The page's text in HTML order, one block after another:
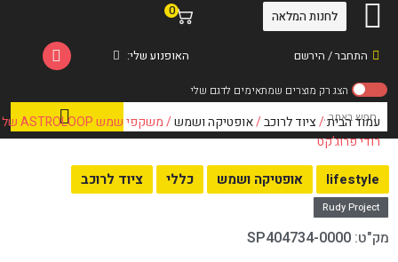
התחבר / הירשם
0
האופנוע שלי:
לחנות המלאה
עמוד הבית/ציוד לרוכב/אופטיקה ושמש
/ משקפי שמש ASTROLOOP של
רודי פרוג'קט
lifestyle אופטיקה ושמש כללי ציוד לרוכב
Rudy Project
מק"ט: SP404734-0000